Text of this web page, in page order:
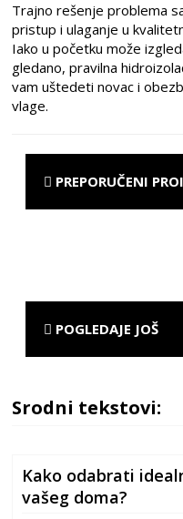
Trajno rešenje problema
pristup i ulaganje u
Iako u početku može
gledano, pravilna
vam uštedeti novac i
vlage.
PREPORUČENI
POGLEDAJE JOŠ
Srodni tekstovi:
Kako odabrati
vašeg doma?